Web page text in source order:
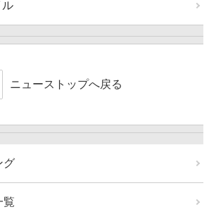
ル
ニューストップへ戻る
グ
覧